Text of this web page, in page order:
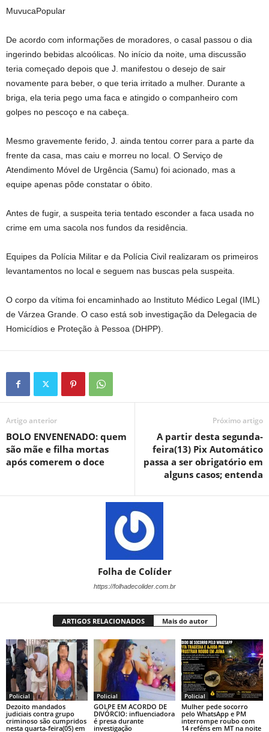
MuvucaPopular
De acordo com informações de moradores, o casal passou o dia
ingerindo bebidas alcoólicas. No início da noite, uma discussão
teria começado depois que J. manifestou o desejo de sair
novamente para beber, o que teria irritado a mulher. Durante a
briga, ela teria pego uma faca e atingido o companheiro com
golpes no pescoço e na cabeça.
Mesmo gravemente ferido, J. ainda tentou correr para a parte da
frente da casa, mas caiu e morreu no local. O Serviço de
Atendimento Móvel de Urgência (Samu) foi acionado, mas a
equipe apenas pôde constatar o óbito.
Antes de fugir, a suspeita teria tentado esconder a faca usada no
crime em uma sacola nos fundos da residência.
Equipes da Polícia Militar e da Polícia Civil realizaram os primeiros
levantamentos no local e seguem nas buscas pela suspeita.
O corpo da vítima foi encaminhado ao Instituto Médico Legal (IML)
de Várzea Grande. O caso está sob investigação da Delegacia de
Homicídios e Proteção à Pessoa (DHPP).
Artigo anterior
BOLO ENVENENADO: quem
são mãe e filha mortas
após comerem o doce
Próximo artigo
A partir desta segunda-
feira(13) Pix Automático
passa a ser obrigatório em
alguns casos; entenda
Folha de Colíder
https://folhadecolider.com.br
ARTIGOS RELACIONADOS Mais do autor
Policial
Dezoito mandados
judiciais contra grupo
criminoso são cumpridos
nesta quarta-feira(05) em
Policial
GOLPE EM ACORDO DE
DIVÓRCIO: influenciadora
é presa durante
investigação
Policial
Mulher pede socorro
pelo WhatsApp e PM
interrompe roubo com
14 reféns em MT na noite